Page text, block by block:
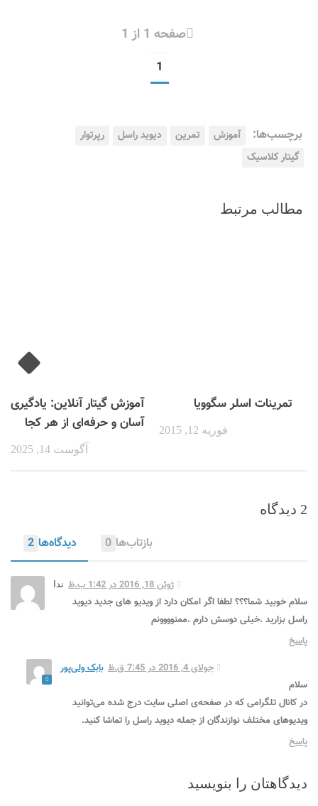
صفحه 1 از 1
1
برچسب‌ها: آموزش تمرین دیوید راسل
رپرتوار
گیتار کلاسیک
مطالب مرتبط
آموزش گیتار آنلاین: یادگیری
آسان و حرفه‌ای از هر کجا
آگوست 14, 2025
تمرینات اسلر سگوویا
فوریه 12, 2015
2 دیدگاه‌
دیدگاه‌ها 2 بازتاب‌ها 0
ندا
ژوئن 18, 2016 در 1:42 ب.ظ
سلام خوبید شما؟؟؟ لطفا اگر امکان دارد از ویدیو های جدید دیوید
راسل بزارید .خیلی دوسش دارم .ممنوووونم
پاسخ
بابک ولی‌پور
جولای 4, 2016 در 7:45 ق.ظ
سلام
در کانال تلگرامی که در صفحه‌ی اصلی سایت درج شده می‌توانید
ویدیوهای مختلف نوازندگان از جمله دیوید راسل را تماشا کنید.
پاسخ
دیدگاهتان را بنویسید